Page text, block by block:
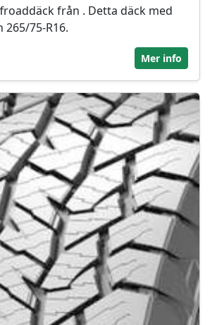
från . Detta däck med
75-R16.
Mer info